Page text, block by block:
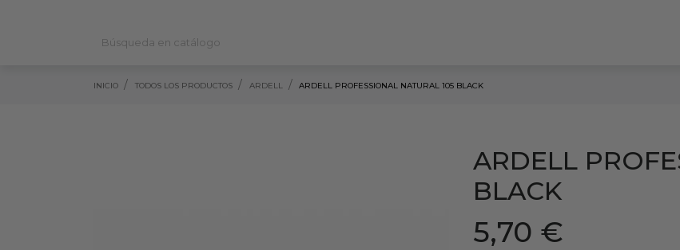
INICIO TODOS LOS PRODUCTOS ARDELL ARDELL PROFESSIONAL NATURAL 105 BLACK
ARDELL
BLACK
5,70 €